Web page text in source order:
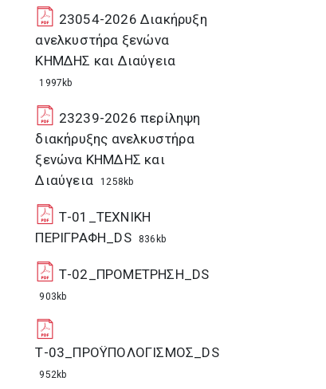
23054-2026 Διακήρυξη
ανελκυστήρα ξενώνα
ΚΗΜΔΗΣ και Διαύγεια
1997kb
23239-2026 περίληψη
διακήρυξης ανελκυστήρα
ξενώνα ΚΗΜΔΗΣ και
Διαύγεια
1258kb
Τ-01_ΤΕΧΝΙΚΗ
ΠΕΡΙΓΡΑΦΗ_DS
836kb
Τ-02_ΠΡΟΜΕΤΡΗΣΗ_DS
903kb
Τ-03_ΠΡΟΫΠΟΛΟΓΙΣΜΟΣ_DS
952kb